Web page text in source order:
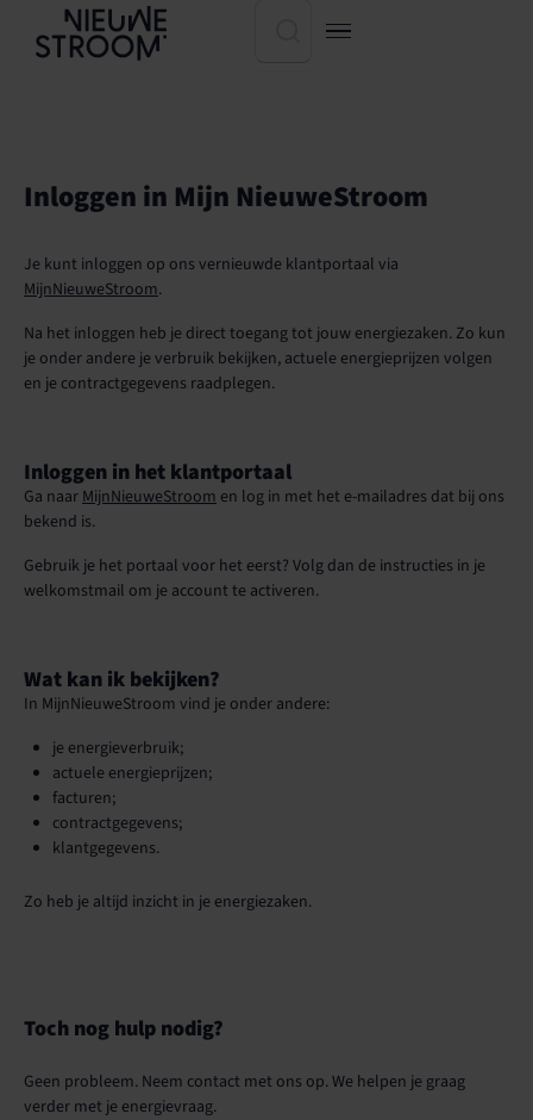
Inloggen in Mijn NieuweStroom
Je kunt inloggen op ons vernieuwde klantportaal via
MijnNieuweStroom.
Na het inloggen heb je direct toegang tot jouw energiezaken. Zo kun
je onder andere je verbruik bekijken, actuele energieprijzen volgen
en je contractgegevens raadplegen.
Inloggen in het klantportaal
Ga naarMijnNieuweStroom en log in met het e-mailadres dat bij ons
bekend is.
Gebruik je het portaal voor het eerst? Volg dan de instructies in je
welkomstmail om je account te activeren.
Wat kan ik bekijken?
In MijnNieuweStroom vind je onder andere:
je energieverbruik;
actuele energieprijzen;
facturen;
contractgegevens;
klantgegevens.
Zo heb je altijd inzicht in je energiezaken.
Toch nog hulp nodig?
Geen probleem. Neem contact met ons op. We helpen je graag
verder met je energievraag.